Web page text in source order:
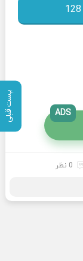
پست قبلی ADS
0 نظر